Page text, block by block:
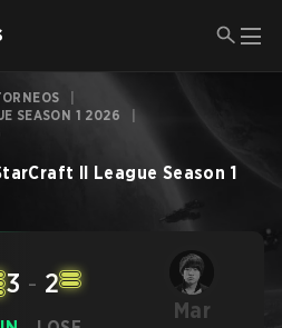
SEASON 1 2026
II League Season 1
3 - 2
Mar